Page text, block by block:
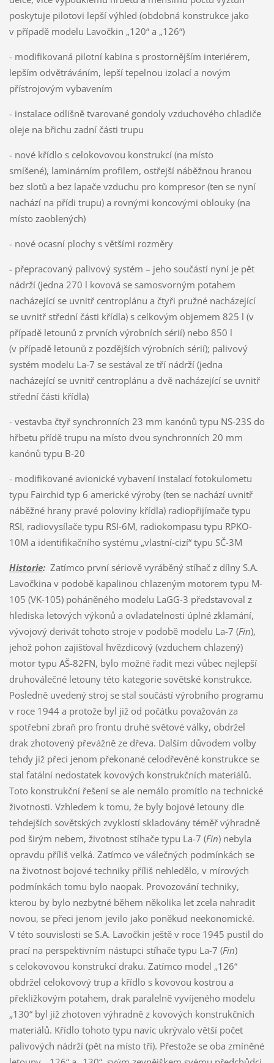
poskytuje pilotovi lepší výhled (obdobná konstrukce jako
v případě modelu Lavočkin „120“ a „126“)
- modifikovaná pilotní kabina s prostornějším interiérem,
lepším odvětráváním, lepší tepelnou izolací a novým
přístrojovým vybavením
- instalace odlišně tvarované gondoly vzduchového chladiče
oleje na břichu zadní části trupu
- nové křídlo s celokovovou konstrukcí (na místo
smíšené), laminárním profilem, ostřejší náběžnou hranou
bez slotů a bez lapače vzduchu pro kompresor (ten se nyní
nachází na přídi trupu) a rovnými koncovými oblouky (na
místo zaoblených)
- nové ocasní plochy s většími rozměry
- přepracovaný palivový systém – jeho součástí nyní je pět
nádrží (jedna 270 l kovová se samosvorným potahem
nacházející se uvnitř centroplánu a čtyři pružné nacházející
se uvnitř střední části křídla) s celkovým objemem 825 l (v
případě letounů z prvních výrobních sérií) nebo 850 l
(v případě letounů z pozdějších výrobních sérií); palivový
systém modelu La-7 se sestával ze tří nádrží (jedna
nacházející se uvnitř centroplánu a dvě nacházející se uvnitř
střední části křídla)
- vestavba čtyř synchronních 23 mm kanónů typu NS-23S do
hřbetu přídě trupu na místo dvou synchronních 20 mm
kanónů typu B-20
- modifikované avionické vybavení instalací fotokulometu
typu Fairchid typ 6 americké výroby (ten se nachází uvnitř
náběžné hrany pravé poloviny křídla) radiopřijímače typu
RSI, radiovysílače typu RSI-6M, radiokompasu typu RPKO-
10M a identifikačního systému „vlastní-cizí“ typu SČ-3M
Historie:Zatímco první sériově vyráběný stíhač z dílny S.A.
Lavočkina v podobě kapalinou chlazeným motorem typu M-
105 (VK-105) poháněného modelu LaGG-3 představoval z
hlediska letových výkonů a ovladatelnosti úplné zklamání,
vývojový derivát tohoto stroje v podobě modelu La-7 (Fin),
jehož pohon zajišťoval hvězdicový (vzduchem chlazený)
motor typu AŠ-82FN, bylo možné řadit mezi vůbec nejlepší
druhoválečné letouny této kategorie sovětské konstrukce.
Posledně uvedený stroj se stal součástí výrobního programu
v roce 1944 a protože byl již od počátku považován za
spotřební zbraň pro frontu druhé světové války, obdržel
drak zhotovený převážně ze dřeva. Dalším důvodem volby
tehdy již přeci jenom překonané celodřevěné konstrukce se
stal fatální nedostatek kovových konstrukčních materiálů.
Toto konstrukční řešení se ale nemálo promítlo na technické
životnosti. Vzhledem k tomu, že byly bojové letouny dle
tehdejších sovětských zvyklostí skladovány téměř výhradně
pod širým nebem, životnost stíhače typu La-7 (Fin) nebyla
opravdu příliš velká. Zatímco ve válečných podmínkách se
na životnost bojové techniky příliš nehledělo, v mírových
podmínkách tomu bylo naopak. Provozování techniky,
kterou by bylo nezbytné během několika let zcela nahradit
novou, se přeci jenom jevilo jako poněkud neekonomické.
V této souvislosti se S.A. Lavočkin ještě v roce 1945 pustil do
prací na perspektivním nástupci stíhače typu La-7 (Fin)
s celokovovou konstrukcí draku. Zatímco model „126“
obdržel celokovový trup a křídlo s kovovou kostrou a
překližkovým potahem, drak paralelně vyvíjeného modelu
„130“ byl již zhotoven výhradně z kovových konstrukčních
materiálů. Křídlo tohoto typu navíc ukrývalo větší počet
palivových nádrží (pět na místo tří). Přestože se oba zmíněné